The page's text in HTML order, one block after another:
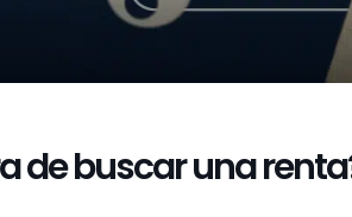
de buscar una